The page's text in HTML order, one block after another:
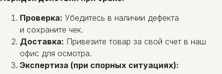
Проверка: Убедитесь в наличии дефекта
и сохраните чек.
Доставка: Привезите товар за свой счет в наш
офис для осмотра.
Экспертиза (при спорных ситуациях):